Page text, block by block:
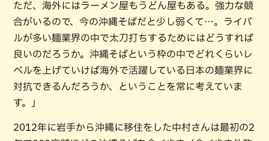
ただ、海外にはラーメン屋もうどん屋もある。強力な競
合がいるので、今の沖縄そばだと少し弱くて…。ライバ
ルが多い麺業界の中で太刀打ちするためにはどうすれば
良いのだろうか。沖縄そばという枠の中でどれくらいレ
ベルを上げていけば海外で活躍している日本の麺業界に
対抗できるんだろうか、ということを常に考えていま
す。」
2012年に岩手から沖縄に移住をした中村さんは最初の2